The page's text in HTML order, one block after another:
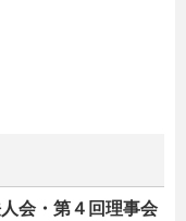
会・第４回理事会